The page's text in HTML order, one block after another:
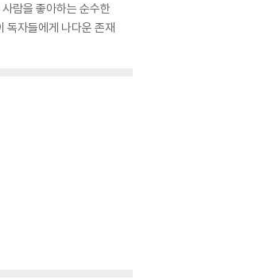
람을 좋아하는 순수한
독자들에게 나다운 존재